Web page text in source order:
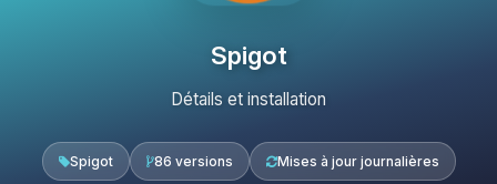
Spigot
Détails et installation
Spigot 86 versions Mises à jour journalières